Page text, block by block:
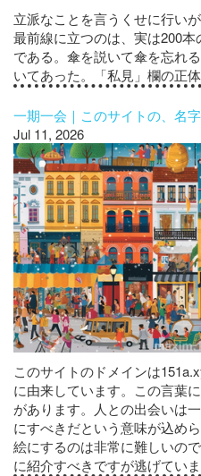
立派なことを言うくせに行
最前線に立つのは、実は200
である。傘を説いて傘を忘れ
いてあった。「私見」欄の正
一期一会｜このサイトの、名
Jul 11, 2026
このサイトのドメインは
に由来しています。この言葉
があります。人との出会いは
にすべきだという意味が込め
絵にするのは非常に難しいの
に紹介すべきですが逃げていま